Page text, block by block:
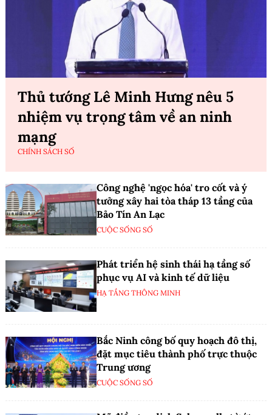
Thủ tướng Lê Minh Hưng nêu 5
nhiệm vụ trọng tâm về an ninh
mạng
CHÍNH SÁCH SỐ
Công nghệ 'ngọc hóa' tro cốt và ý
tưởng xây hai tòa tháp 13 tầng của
Bảo Tín An Lạc
CUỘC SỐNG SỐ
Phát triển hệ sinh thái hạ tầng số
phục vụ AI và kinh tế dữ liệu
HẠ TẦNG THÔNG MINH
Bắc Ninh công bố quy hoạch đô thị,
đặt mục tiêu thành phố trực thuộc
Trung ương
CUỘC SỐNG SỐ